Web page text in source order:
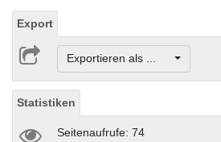
Export
Exportieren als ...
Statistiken
Seitenaufrufe: 74